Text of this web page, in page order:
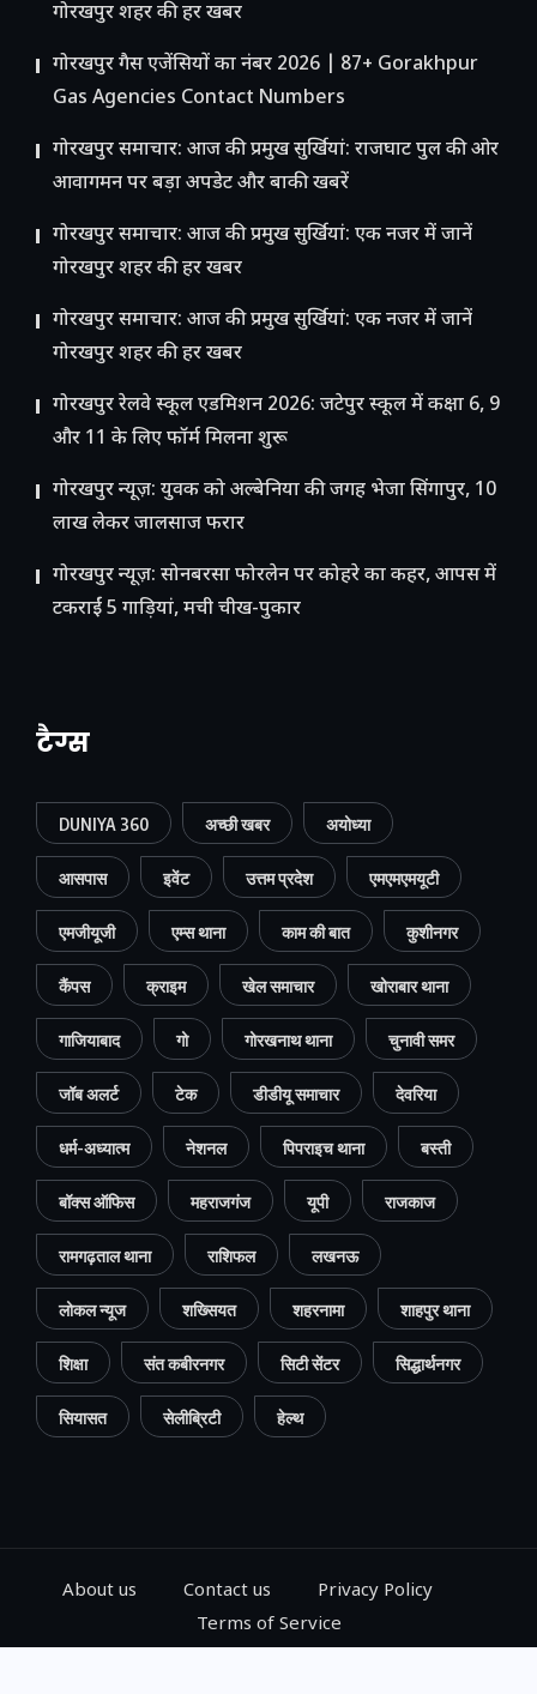
गोरखपुर शहर की हर खबर
गोरखपुर गैस एजेंसियों का नंबर 2026 | 87+ Gorakhpur
Gas Agencies Contact Numbers
गोरखपुर समाचार: आज की प्रमुख सुर्खियां: राजघाट पुल की ओर
आवागमन पर बड़ा अपडेट और बाकी खबरें
गोरखपुर समाचार: आज की प्रमुख सुर्खियां: एक नजर में जानें
गोरखपुर शहर की हर खबर
गोरखपुर समाचार: आज की प्रमुख सुर्खियां: एक नजर में जानें
गोरखपुर शहर की हर खबर
गोरखपुर रेलवे स्कूल एडमिशन 2026: जटेपुर स्कूल में कक्षा 6, 9
और 11 के लिए फॉर्म मिलना शुरू
गोरखपुर न्यूज़: युवक को अल्बेनिया की जगह भेजा सिंगापुर, 10
लाख लेकर जालसाज फरार
गोरखपुर न्यूज़: सोनबरसा फोरलेन पर कोहरे का कहर, आपस में
टकराईं 5 गाड़ियां, मची चीख-पुकार
टैग्स
DUNIYA 360 अच्छी खबर अयोध्या
आसपास इवेंट उत्तम प्रदेश एमएमएमयूटी
एमजीयूजी एम्स थाना काम की बात कुशीनगर
कैंपस क्राइम खेल समाचार खोराबार थाना
गाजियाबाद गो गोरखनाथ थाना चुनावी समर
जॉब अलर्ट टेक डीडीयू समाचार देवरिया
धर्म-अध्यात्म नेशनल पिपराइच थाना बस्ती
बॉक्स ऑफिस महराजगंज यूपी राजकाज
रामगढ़ताल थाना राशिफल लखनऊ
लोकल न्यूज शख्सियत शहरनामा शाहपुर थाना
शिक्षा संत कबीरनगर सिटी सेंटर सिद्धार्थनगर
सियासत सेलीब्रिटी हेल्थ
About us Contact us
Privacy Policy
Terms of Service